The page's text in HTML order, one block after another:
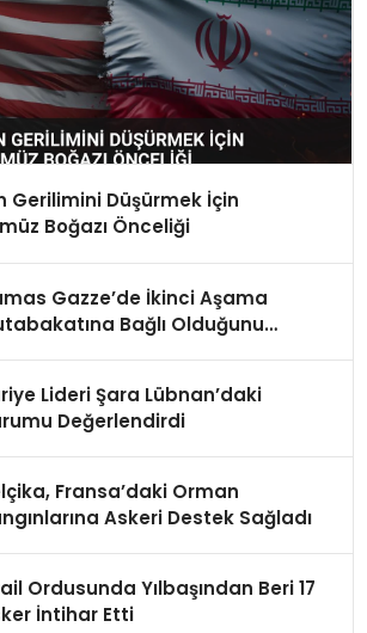
Gerilimini Düşürmek İçin
Boğazı Önceliği
Gazze’de İkinci Aşama
Bağlı Olduğunu
Lideri Şara Lübnan’daki
Değerlendirdi
Fransa’daki Orman
Askeri Destek Sağladı
Ordusunda Yılbaşından Beri 17
İntihar Etti